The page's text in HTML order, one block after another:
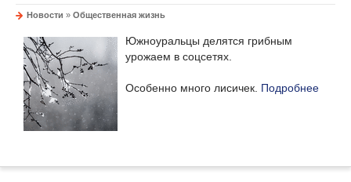
Новости » Общественная жизнь
Южноуральцы делятся грибным
урожаем в соцсетях.
Особенно много лисичек. Подробнее